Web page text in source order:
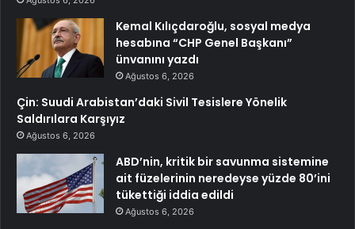
Kemal Kılıçdaroğlu, sosyal medya
hesabına “CHP Genel Başkanı”
ünvanını yazdı
Ağustos 6, 2026
Çin: Suudi Arabistan’daki Sivil Tesislere Yönelik
Saldırılara Karşıyız
Ağustos 6, 2026
ABD’nin, kritik bir savunma sistemine
ait füzelerinin neredeyse yüzde 80’ini
tükettiği iddia edildi
Ağustos 6, 2026